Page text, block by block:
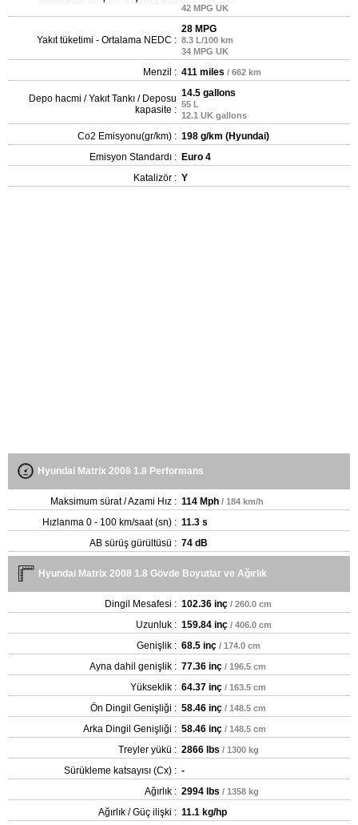
42 MPG UK
Yakıt tüketimi - Ortalama NEDC :
28 MPG
8.3 L/100 km
34 MPG UK
Menzil : 411 miles / 662 km
Depo hacmi / Yakıt Tankı / Deposu
kapasite :
14.5 gallons
55 L
12.1 UK gallons
Co2 Emisyonu(gr/km) : 198 g/km (Hyundai)
Emisyon Standardı : Euro 4
Katalizör : Y
Hyundai Matrix 2008 1.8 Performans
Maksimum sürat / Azami Hız : 114 Mph / 184 km/h
Hızlanma 0 - 100 km/saat (sn) : 11.3 s
AB sürüş gürültüsü : 74 dB
Hyundai Matrix 2008 1.8 Gövde Boyutlar ve Ağırlık
Dingil Mesafesi : 102.36 inç / 260.0 cm
Uzunluk : 159.84 inç / 406.0 cm
Genişlik : 68.5 inç / 174.0 cm
Ayna dahil genişlik : 77.36 inç / 196.5 cm
Yükseklik : 64.37 inç / 163.5 cm
Ön Dingil Genişliği : 58.46 inç / 148.5 cm
Arka Dingil Genişliği : 58.46 inç / 148.5 cm
Treyler yükü : 2866 lbs / 1300 kg
Sürükleme katsayısı (Cx) : -
Ağırlık : 2994 lbs / 1358 kg
Ağırlık / Güç ilişki : 11.1 kg/hp